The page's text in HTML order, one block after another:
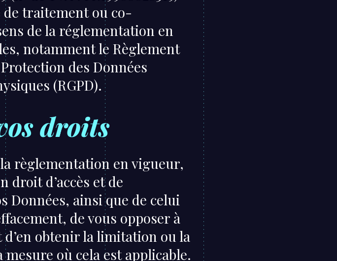
de traitement ou co-
de la réglementation en
notamment le Règlement
des Données
(RGPD).
droits
règlementation en vigueur,
droit d’accès et de
Données, ainsi que de celui
de vous opposer à
obtenir la limitation ou la
où cela est applicable.